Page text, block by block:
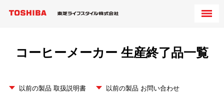
コーヒーメーカー 生産終了品一覧
以前の製品 取扱説明書 以前の製品 お問い合わせ